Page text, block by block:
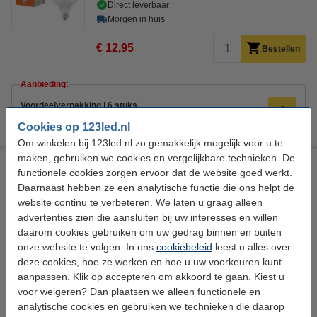
Cookies op 123led.nl
Om winkelen bij 123led.nl zo gemakkelijk mogelijk voor u te
maken, gebruiken we cookies en vergelijkbare technieken. De
functionele cookies zorgen ervoor dat de website goed werkt.
Daarnaast hebben ze een analytische functie die ons helpt de
website continu te verbeteren. We laten u graag alleen
advertenties zien die aansluiten bij uw interesses en willen
daarom cookies gebruiken om uw gedrag binnen en buiten
onze website te volgen. In ons cookiebeleid leest u alles over
deze cookies, hoe ze werken en hoe u uw voorkeuren kunt
aanpassen. Klik op accepteren om akkoord te gaan. Kiest u
voor weigeren? Dan plaatsen we alleen functionele en
analytische cookies en gebruiken we technieken die daarop
Direct leverbaar
Morgen in huis
€ 12,95 Bestellen
Aanbieding:
Voordeelverpakking | 6 stuks
Osram LED lamp E27 | Globe G124 | Mat | 4000K | 17W
(150W)
Osram 144 lm/W 4000 K
Bekijk de specificaties en beschrijving
Direct leverbaar
€ 12,95